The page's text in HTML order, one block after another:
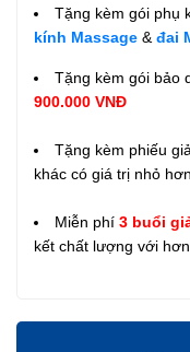
Tặng kèm gói phụ
kính Massage & đai
Tặng kèm gói bảo
900.000 VNĐ
Tặng kèm phiếu
khác có giá trị nhỏ hơn
Miễn phí 3 buổi
kết chất lượng với